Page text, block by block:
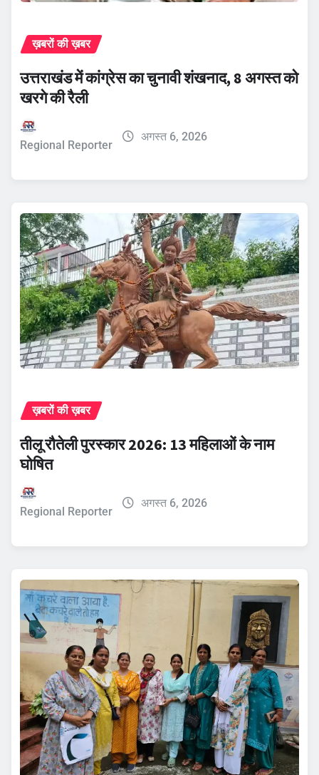
ख़बरों की ख़बर
उत्तराखंड में कांग्रेस का चुनावी शंखनाद, 8 अगस्त को
खरगे की रैली
Regional Reporter
अगस्त 6, 2026
ख़बरों की ख़बर
तीलू रौतेली पुरस्कार 2026: 13 महिलाओं के नाम
घोषित
Regional Reporter
अगस्त 6, 2026